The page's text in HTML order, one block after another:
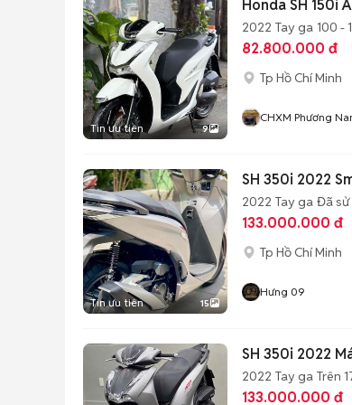
Tin ưu tiên 9
Honda SH 150i
2022 Tay ga 100 -
82.800.000 đ
Tp Hồ Chí Minh
CHXM Phương
Tin ưu tiên 15
SH 350i 2022
2022 Tay ga Đã
133.000.000 đ
Tp Hồ Chí Minh
Hưng 09
SH 350i 2022
2022 Tay ga Trên
133.000.000 đ